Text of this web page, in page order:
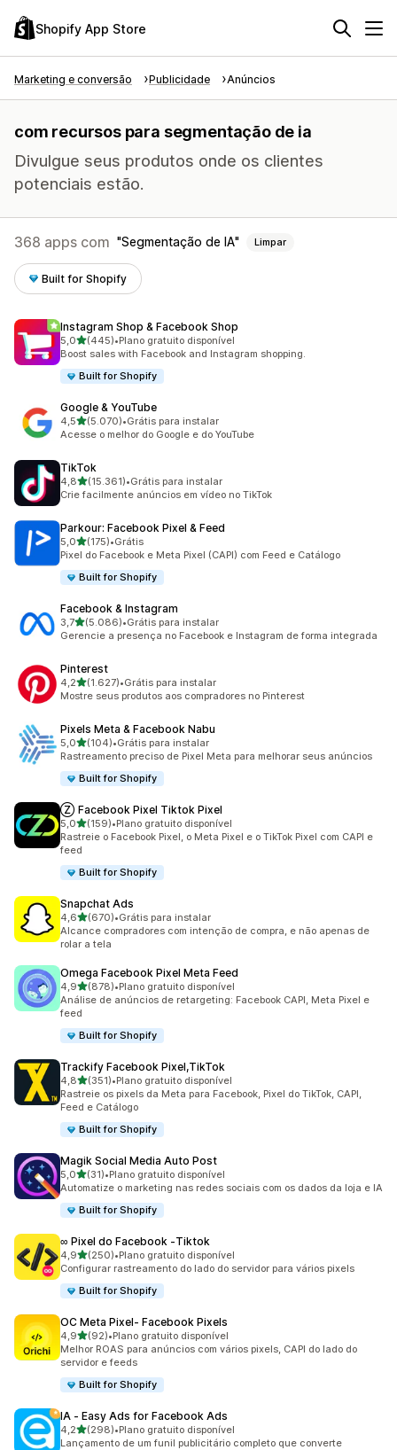
Shopify App Store
Marketing e conversão Publicidade Anúncios
com recursos para segmentação de ia
Divulgue seus produtos onde os clientes
potenciais estão.
368 apps com Segmentação de IA Limpar
Built for Shopify
Instagram Shop & Facebook Shop
5,0de 5 estrelas
(445)
445 avaliações ao todo
•Plano gratuito disponível
Boost sales with Facebook and Instagram shopping.
Built for Shopify
Google & YouTube
4,5de 5 estrelas
(5.070)
5070 avaliações ao todo
•Grátis para instalar
Acesse o melhor do Google e do YouTube
TikTok
4,8de 5 estrelas
(15.361)
15361 avaliações ao todo
•Grátis para instalar
Crie facilmente anúncios em vídeo no TikTok
Parkour: Facebook Pixel & Feed
5,0de 5 estrelas
(175)
175 avaliações ao todo
•Grátis
Pixel do Facebook e Meta Pixel (CAPI) com Feed e Catálogo
Built for Shopify
Facebook & Instagram
3,7de 5 estrelas
(5.086)
5086 avaliações ao todo
•Grátis para instalar
Gerencie a presença no Facebook e Instagram de forma integrada
Pinterest
4,2de 5 estrelas
(1.627)
1627 avaliações ao todo
•Grátis para instalar
Mostre seus produtos aos compradores no Pinterest
Pixels Meta & Facebook Nabu
5,0de 5 estrelas
(104)
104 avaliações ao todo
•Grátis para instalar
Rastreamento preciso de Pixel Meta para melhorar seus anúncios
Built for Shopify
Ⓩ Facebook Pixel Tiktok Pixel
5,0de 5 estrelas
(159)
159 avaliações ao todo
•Plano gratuito disponível
Rastreie o Facebook Pixel, o Meta Pixel e o TikTok Pixel com CAPI e
feed
Built for Shopify
Snapchat Ads
4,6de 5 estrelas
(670)
670 avaliações ao todo
•Grátis para instalar
Alcance compradores com intenção de compra, e não apenas de
rolar a tela
Omega Facebook Pixel Meta Feed
4,9de 5 estrelas
(878)
878 avaliações ao todo
•Plano gratuito disponível
Análise de anúncios de retargeting: Facebook CAPI, Meta Pixel e
feed
Built for Shopify
Trackify Facebook Pixel,TikTok
4,8de 5 estrelas
(351)
351 avaliações ao todo
•Plano gratuito disponível
Rastreie os pixels da Meta para Facebook, Pixel do TikTok, CAPI,
Feed e Catálogo
Built for Shopify
Magik Social Media Auto Post
5,0de 5 estrelas
(31)
31 avaliações ao todo
•Plano gratuito disponível
Automatize o marketing nas redes sociais com os dados da loja e IA
Built for Shopify
∞ Pixel do Facebook ‑Tiktok
4,9de 5 estrelas
(250)
250 avaliações ao todo
•Plano gratuito disponível
Configurar rastreamento do lado do servidor para vários pixels
Built for Shopify
OC Meta Pixel‑ Facebook Pixels
4,9de 5 estrelas
(92)
92 avaliações ao todo
•Plano gratuito disponível
Melhor ROAS para anúncios com vários pixels, CAPI do lado do
servidor e feeds
Built for Shopify
IA ‑ Easy Ads for Facebook Ads
4,2de 5 estrelas
(298)
298 avaliações ao todo
•Plano gratuito disponível
Lançamento de um funil publicitário completo que converte